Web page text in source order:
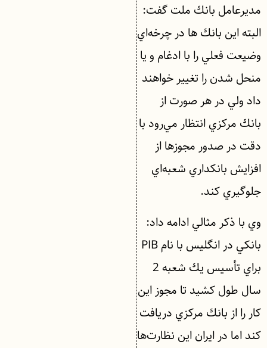
مديرعامل بانك ملت گفت:
البته اين بانك ها در چرخه‌اي
وضيعت فعلي را با ادغام و يا
منحل شدن را تغيير خواهند
داد ولي در هر صورت از
بانك مركزي انتظار مي‌رود با
دقت در صدور مجوزها از
افزايش بانكداري شعبه‌اي
جلوگيري كند.
وي با ذكر مثالي ادامه داد:
بانكي در انگليس با نام PIB
براي تأسيس يك شعبه 2
سال طول كشيد تا مجوز اين
كار را از بانك مركزي دريافت
كند اما در ايران اين نظارت‌ها